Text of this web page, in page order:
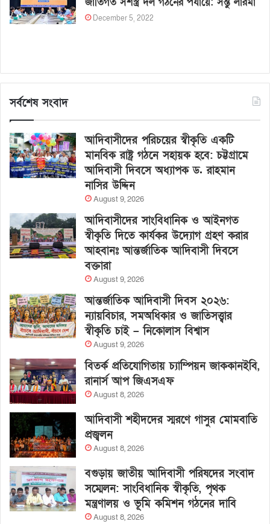
December 5, 2022
সর্বশেষ সংবাদ
আদিবাসীদের পরিচয়ের স্বীকৃতি একটি
মানবিক রাষ্ট্র গঠনে সহায়ক হবে: চট্টগ্রামে
আদিবাসী দিবসে অধ্যাপক ড. রাহমান
নাসির উদ্দিন
August 9, 2026
আদিবাসীদের সাংবিধানিক ও আইনগত
স্বীকৃতি দিতে কার্যকর উদ্যোগ গ্রহণ করার
আহবানঃ আন্তর্জাতিক আদিবাসী দিবসে
বক্তারা
August 9, 2026
আন্তর্জাতিক আদিবাসী দিবস ২০২৬:
ন্যায়বিচার, সমঅধিকার ও জাতিসত্ত্বার
স্বীকৃতি চাই – নিকোলাস বিশ্বাস
August 9, 2026
বিতর্ক প্রতিযোগিতায় চ্যাম্পিয়ন জাককানইবি,
রানার্স আপ জিএসএফ
August 8, 2026
আদিবাসী শহীদদের স্মরণে গাসুর মোমবাতি
প্রজ্বলন
August 8, 2026
বগুড়ায় জাতীয় আদিবাসী পরিষদের সংবাদ
সম্মেলন: সাংবিধানিক স্বীকৃতি, পৃথক
মন্ত্রণালয় ও ভূমি কমিশন গঠনের দাবি
August 8, 2026